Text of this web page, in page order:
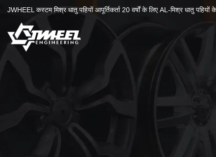
JWHEEL कस्टम मिश्र धातु पहियों आपूर्तिकर्ता 20 वर्षों के लिए AL-मिश्र धातु पहियों